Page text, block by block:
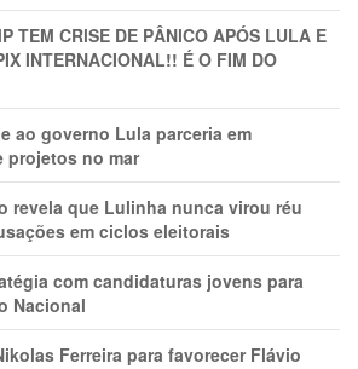
TEM CRlSE DE PÂNlCO APÓS LULA E
INTERNACIONAL!! É O FIM DO
ao governo Lula parceria em
projetos no mar
revela que Lulinha nunca virou réu
em ciclos eleitorais
com candidaturas jovens para
Nacional
Ferreira para favorecer Flávio